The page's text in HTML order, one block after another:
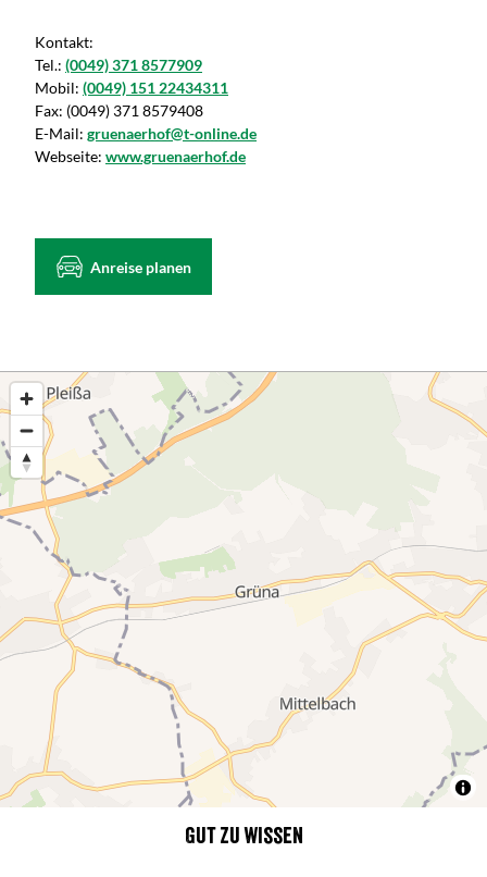
Kontakt:
Tel.: (0049) 371 8577909
Mobil: (0049) 151 22434311
Fax: (0049) 371 8579408
E-Mail: gruenaerhof@t-online.de
Webseite: www.gruenaerhof.de
Anreise planen
Gut zu wissen